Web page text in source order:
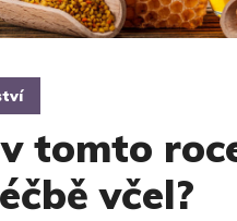
v tomto
včel?